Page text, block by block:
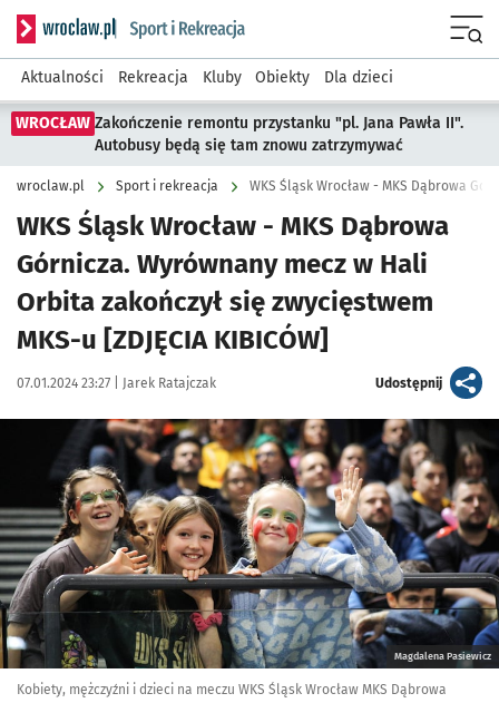
Serwis informacyjny wroclaw.pl podserwis: Sport i rekreacja
Aktualności Rekreacja Kluby Obiekty Dla dzieci
WROCŁAW Zakończenie remontu przystanku "pl. Jana Pawła II".
Autobusy będą się tam znowu zatrzymywać
wroclaw.pl Sport i rekreacja WKS Śląsk Wrocław - MKS Dąbrowa
WKS Śląsk Wrocław - MKS Dąbrowa
Górnicza. Wyrównany mecz w Hali
Orbita zakończył się zwycięstwem
MKS-u [ZDJĘCIA KIBICÓW]
Data publikacji:
07.01.2024 23:27 | Autor:
Jarek Ratajczak Udostępnijartykuł
Kliknij, aby zobaczyć galerię
Magdalena Pasiewicz
Kobiety, mężczyźni i dzieci na meczu WKS Śląsk Wrocław MKS Dąbrowa